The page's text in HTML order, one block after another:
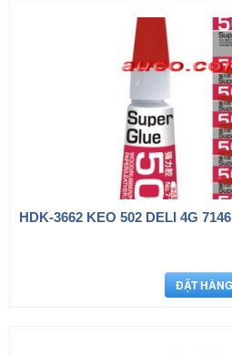
HDK-3662 KEO 502 DELI 4G 7146